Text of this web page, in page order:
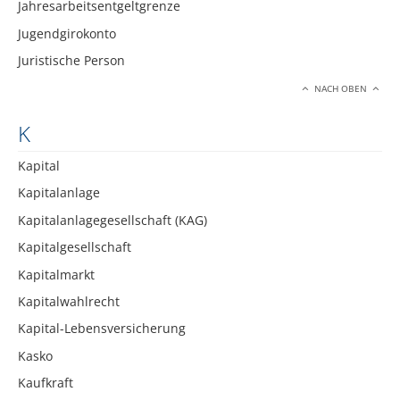
Jahresarbeitsentgeltgrenze
Jugendgirokonto
Juristische Person
NACH OBEN
K
Kapital
Kapitalanlage
Kapitalanlagegesellschaft (KAG)
Kapitalgesellschaft
Kapitalmarkt
Kapitalwahlrecht
Kapital-Lebensversicherung
Kasko
Kaufkraft